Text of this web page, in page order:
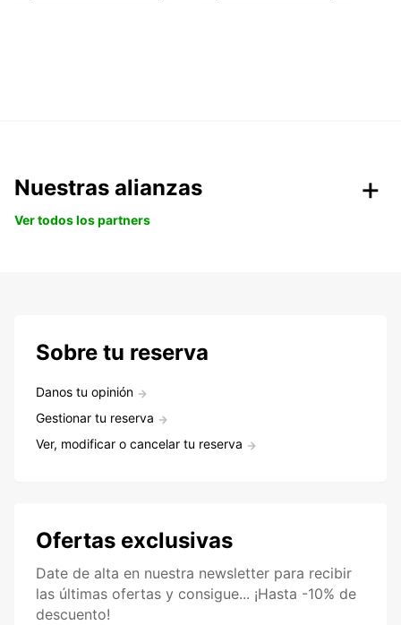
Nuestras alianzas
Ver todos los partners
Sobre tu reserva
Danos tu opinión
Gestionar tu reserva
Ver, modificar o cancelar tu reserva
Ofertas exclusivas
Date de alta en nuestra newsletter para recibir
las últimas ofertas y consigue... ¡Hasta -10% de
descuento!